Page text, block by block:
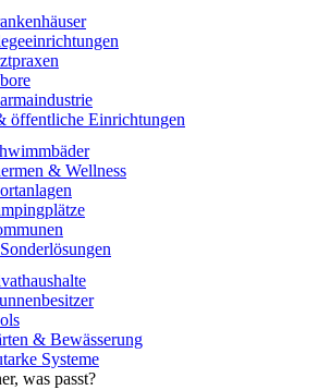
öffentliche Einrichtungen
& Wellness
& Bewässerung
Systeme
was passt?